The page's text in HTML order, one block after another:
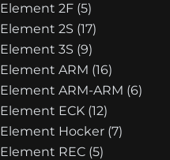
Element 2F (5)
Element 2S (17)
Element 3S (9)
Element ARM (16)
Element ARM-ARM (6)
Element ECK (12)
Element Hocker (7)
Element REC (5)